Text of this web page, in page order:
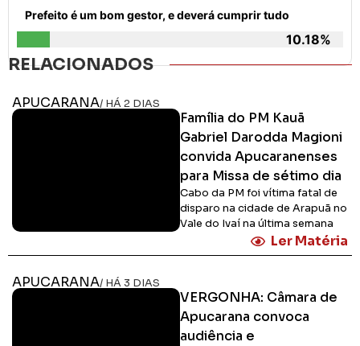
Prefeito é um bom gestor, e deverá cumprir tudo
10.18%
RELACIONADOS
APUCARANA/ HÁ 2 DIAS
Família do PM Kauã
Gabriel Darodda Magioni
convida Apucaranenses
para Missa de sétimo dia
Cabo da PM foi vítima fatal de
disparo na cidade de Arapuã no
Vale do Ivaí na última semana
Ler Matéria
APUCARANA/ HÁ 3 DIAS
VERGONHA: Câmara de
Apucarana convoca
audiência e